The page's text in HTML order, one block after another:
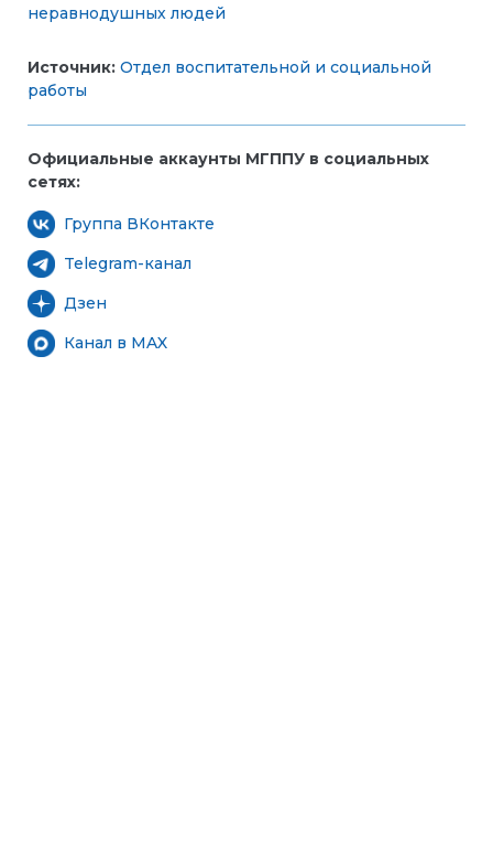
неравнодушных людей
Источник: Отдел воспитательной и социальной
работы
Официальные аккаунты МГППУ в социальных
сетях:
Группа ВКонтакте
Telegram-канал
Дзен
Канал в MAX